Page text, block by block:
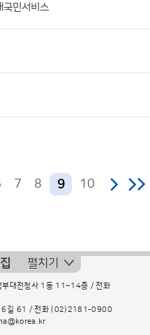
국민서비스
7 8 9 10
펼치기
대전청사 1동 11~14층 / 전화
길 61 / 전화(02)2181-0900